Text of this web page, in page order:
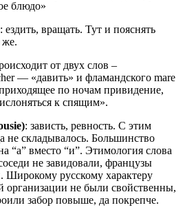
блюдо»
: ездить, вращать. Тут и пояснять
же.
от двух слов –
— «давить» и фламандского mare
по ночам привидение,
к спящим».
: зависть, ревность. С этим
не складывалось. Большинство
“а” вместо “и”. Этимология слова
не завидовали, французы
Широкому русскому характеру
организации не были свойственны,
забор повыше, да покрепче.